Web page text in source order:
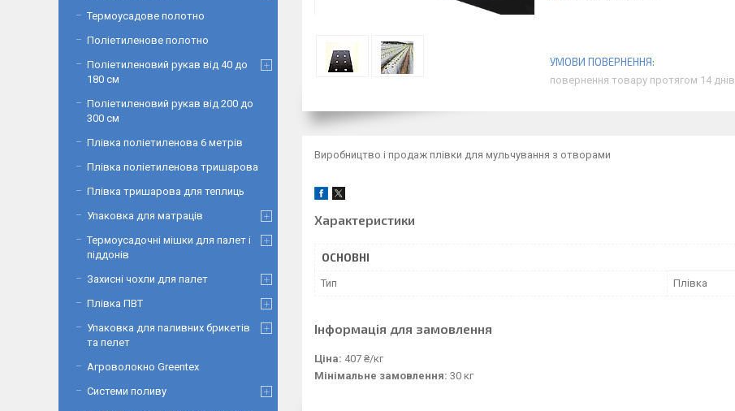
повернення товару протягом 14 днів
Виробництво і продаж плівки для мульчування з отворами
Характеристики
ОСНОВНІ
Тип Плівка
Інформація для замовлення
Ціна: 407 ₴/кг
Мінімальне замовлення: 30 кг
Термоусадове полотно
Поліетиленове полотно
Поліетиленовий рукав від 40 до
180 см
Поліетиленовий рукав від 200 до
300 см
Плівка поліетиленова 6 метрів
Плівка поліетиленова тришарова
Плівка тришарова для теплиць
Упаковка для матраців
Термоусадочні мішки для палет і
піддонів
Захисні чохли для палет
Плівка ПВТ
Упаковка для паливних брикетів
та пелет
Агроволокно Greentex
Системи поливу